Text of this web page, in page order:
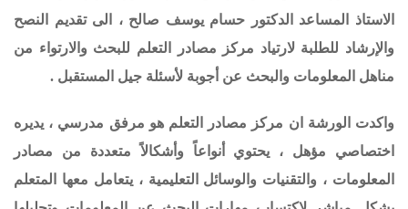
الاستاذ المساعد الدكتور حسام يوسف صالح ، الى تقديم النصح
والإرشاد للطلبة لارتياد مركز مصادر التعلم للبحث والارتواء من
مناهل المعلومات والبحث عن أجوبة لأسئلة جيل المستقبل .
واكدت الورشة ان مركز مصادر التعلم هو مرفق مدرسي ، يديره
اختصاصي مؤهل ، يحتوي أنواعاً وأشكالاً متعددة من مصادر
المعلومات ، والتقنيات والوسائل التعليمية ، يتعامل معها المتعلم